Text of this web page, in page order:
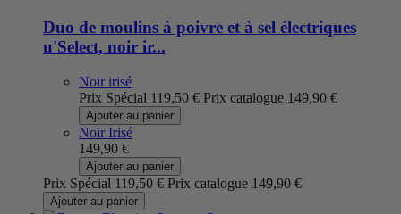
Duo de moulins à poivre et à sel électriques
u'Select, noir ir...
Noir irisé
Prix Spécial 119,50 € Prix catalogue 149,90 €
Ajouter au panier
Noir Irisé
149,90 €
Ajouter au panier
Prix Spécial 119,50 € Prix catalogue 149,90 €
Ajouter au panier